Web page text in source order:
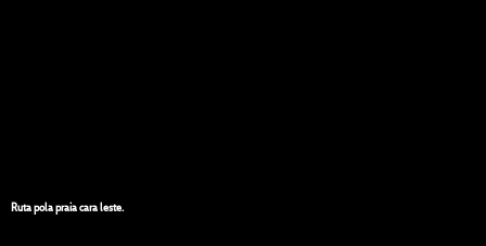
Ruta pola praia cara leste.